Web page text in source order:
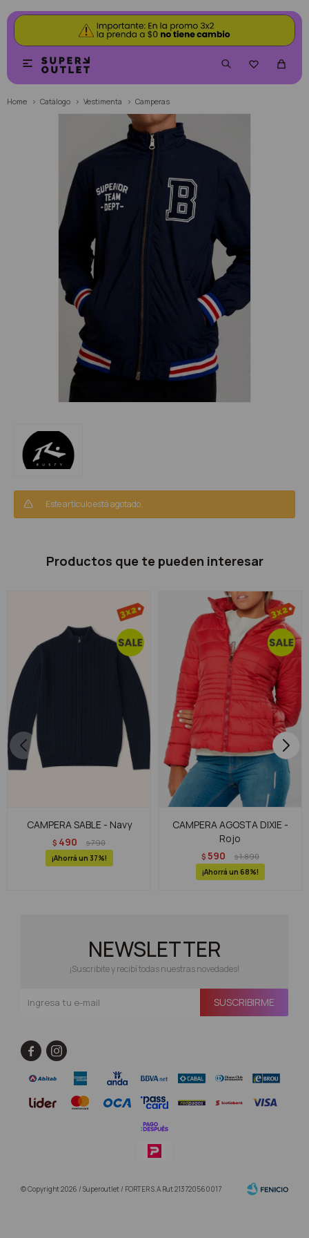


Home Catálogo Vestimenta Camperas
Este artículo está agotado.
Productos que te pueden interesar
CAMPERA SABLE - Navy
$ 490 $790
37
CAMPERA AGOSTA DIXIE -
Rojo
$ 590 $1.890
68
NEWSLETTER
¡Suscribite y recibí todas nuestras novedades!
SUSCRIBIRME
 
© Copyright 2026 / Superoutlet / FORTER S.A Rut 213720560017